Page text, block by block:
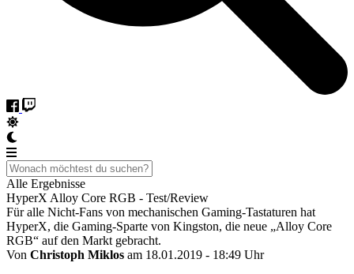
Alle Ergebnisse
HyperX Alloy Core RGB - Test/Review
Für alle Nicht-Fans von mechanischen Gaming-Tastaturen hat
HyperX, die Gaming-Sparte von Kingston, die neue „Alloy Core
RGB“ auf den Markt gebracht.
Von Christoph Miklos am 18.01.2019 - 18:49 Uhr